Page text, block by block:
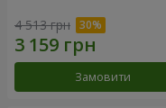
4 513 грн
Замовити